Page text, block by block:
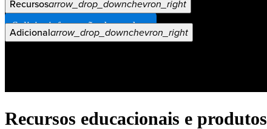
Recursosarrow_drop_downchevron_right
Empregos
Adicionalarrow_drop_downchevron_right
Veja Mais
Solicite informação do produto
Recursos educacionais e produtos